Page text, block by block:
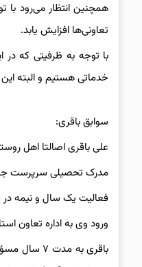
همچنین انتظار می‌رود با
تعاونی‌ها افزایش یابد.
با توجه به ظرفیتی که
خدماتی هستیم و البته
سوابق باقری:
علی باقری اصالتا اهل
مدرک تحصیلی سرپرست
فعالیت یک سال و نیمه در شهرداری منطقه ۱۶ تهران از سابقه
ورود وی به اداره تعاون استان سمنان در سال ۷۷ و از طریق آزمون استخدامی
باقری به